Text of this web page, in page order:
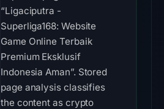
“Ligaciputra -
Superliga168: Website
Game Online Terbaik
Premium Eksklusif
Indonesia Aman”. Stored
page analysis classifies
the content as crypto